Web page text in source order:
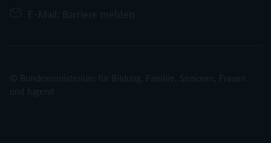
© Bundesministerium für Bildung, Familie, Senioren, Frauen
und Jugend
E-Mail: Barriere melden